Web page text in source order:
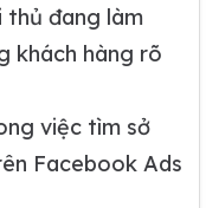
thủ đang làm
khách hàng rõ
việc tìm sở
Facebook Ads